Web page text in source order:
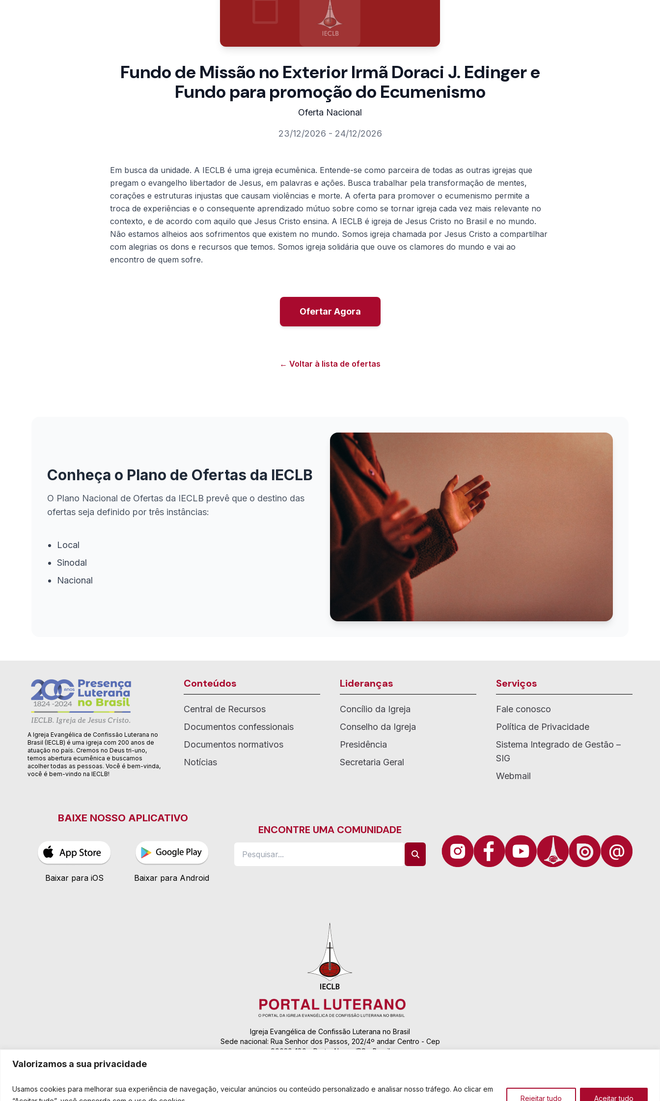
Valorizamos a sua privacidade
Usamos cookies para melhorar sua experiência de navegação, veicular anúncios ou conteúdo personalizado e analisar nosso tráfego. Ao clicar em
Rejeitar tudo Aceitar tudo
Fundo de Missão no Exterior Irmã Doraci J. Edinger e
Fundo para promoção do Ecumenismo
Oferta Nacional
23/12/2026 - 24/12/2026
Em busca da unidade. A IECLB é uma igreja ecumênica. Entende-se como parceira de todas as outras igrejas que
pregam o evangelho libertador de Jesus, em palavras e ações. Busca trabalhar pela transformação de mentes,
corações e estruturas injustas que causam violências e morte. A oferta para promover o ecumenismo permite a
troca de experiências e o consequente aprendizado mútuo sobre como se tornar igreja cada vez mais relevante no
contexto, e de acordo com aquilo que Jesus Cristo ensina. A IECLB é igreja de Jesus Cristo no Brasil e no mundo.
Não estamos alheios aos sofrimentos que existem no mundo. Somos igreja chamada por Jesus Cristo a compartilhar
com alegrias os dons e recursos que temos. Somos igreja solidária que ouve os clamores do mundo e vai ao
encontro de quem sofre.
Ofertar Agora
← Voltar à lista de ofertas
Conheça o Plano de Ofertas da IECLB
O Plano Nacional de Ofertas da IECLB prevê que o destino das
ofertas seja definido por três instâncias:
Local
Sinodal
Nacional
A Igreja Evangélica de Confissão Luterana no
Brasil (IECLB) é uma igreja com 200 anos de
atuação no país. Cremos no Deus tri-uno,
temos abertura ecumênica e buscamos
acolher todas as pessoas. Você é bem-vinda,
você é bem-vindo na IECLB!
Conteúdos
Central de Recursos
Documentos confessionais
Documentos normativos
Notícias
Lideranças
Concílio da Igreja
Conselho da Igreja
Presidência
Secretaria Geral
Serviços
Fale conosco
Política de Privacidade
Sistema Integrado de Gestão –
SIG
Webmail
BAIXE NOSSO APLICATIVO
Baixar para iOS Baixar para Android
ENCONTRE UMA COMUNIDADE
Igreja Evangélica de Confissão Luterana no Brasil
Sede nacional: Rua Senhor dos Passos, 202/4º andar Centro - Cep
90020-180 - Porto Alegre/RS - Brasil
Fale conosco